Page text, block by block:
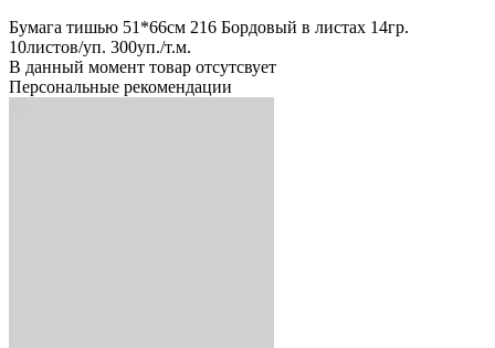
Бумага тишью 51*66см 216 Бордовый в листах 14гр.
10листов/уп. 300уп./т.м.
В данный момент товар отсутсвует
Персональные рекомендации